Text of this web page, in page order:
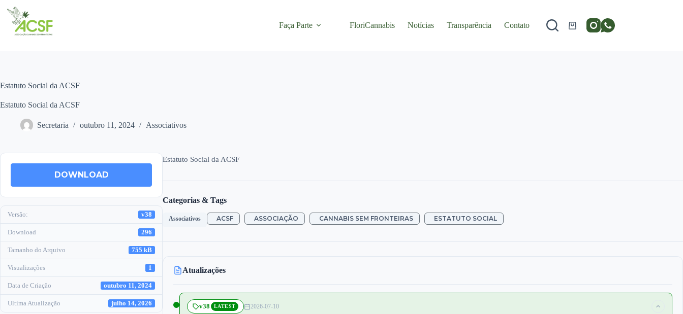
para
conteúdo
Faça Parte FloriCannabis Notícias Transparência Contato Carrinho
Estatuto Social da ACSF
Estatuto Social da ACSF
Secretaria outubro 11, 2024 Associativos
DOWNLOAD
Versão: v38
Download 296
Tamanho do Arquivo 755 kB
Visualizações 1
Data de Criação outubro 11, 2024
Ultima Atualização julho 14, 2026
Estatuto Social da ACSF
Categorias & Tags
Associativos ACSF ASSOCIAÇÃO CANNABIS SEM FRONTEIRAS ESTATUTO SOCIAL
Atualizações
v38 LATEST 2026-07-10